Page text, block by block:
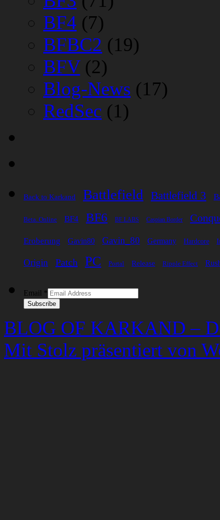
BF4 (7)
BFBC2 (19)
BFV(2)
Blog-News (17)
RedSec (1)
Back to Karkand Battlefield Battlefield 3
Beta. Online BF4 BF6 BF LABS Caspian Border
Eroberung Gavin80 Gavin_80 Germany Hardcore
Origin Patch PC Portal Release Ripple Effect
Email *
Subscribe
BLOG OF KARKAND –
Mit Stolz präsentiert von